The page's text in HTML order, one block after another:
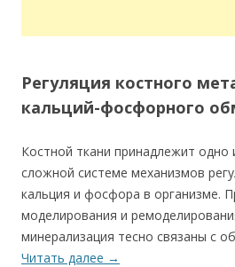
Регуляция костного
кальций-фосфорного
Костной ткани принадлежит одно
сложной системе механизмов
кальция и фосфора в организме.
моделирования и
минерализация тесно связаны с
Читать далее →